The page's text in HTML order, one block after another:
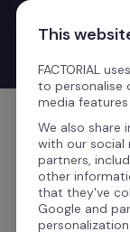
Passa al contenuto
Nuovo Product
finalmente parla
Meglio
This
FACTORIAL
to personalise
media
We also share
with our social
partners,
other
that they've
Google and